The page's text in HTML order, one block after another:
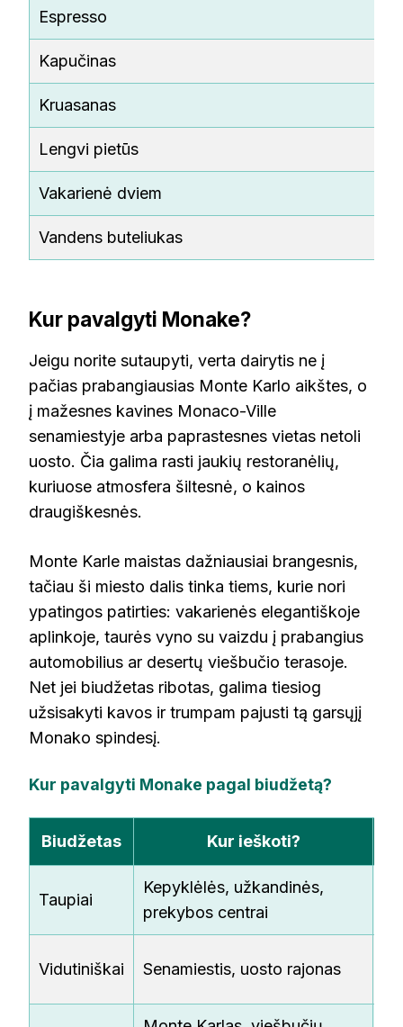
Espresso
Kapučinas
Kruasanas
Lengvi pietūs
Vakarienė dviem
Vandens buteliukas
Kur pavalgyti Monake?
Jeigu norite sutaupyti, verta dairytis ne į
pačias prabangiausias Monte Karlo aikštes, o
į mažesnes kavines Monaco-Ville
senamiestyje arba paprastesnes vietas netoli
uosto. Čia galima rasti jaukių restoranėlių,
kuriuose atmosfera šiltesnė, o kainos
draugiškesnės.
Monte Karle maistas dažniausiai brangesnis,
tačiau ši miesto dalis tinka tiems, kurie nori
ypatingos patirties: vakarienės elegantiškoje
aplinkoje, taurės vyno su vaizdu į prabangius
automobilius ar desertų viešbučio terasoje.
Net jei biudžetas ribotas, galima tiesiog
užsisakyti kavos ir trumpam pajusti tą garsųjį
Monako spindesį.
Kur pavalgyti Monake pagal biudžetą?
Biudžetas Kur ieškoti?
Taupiai
Kepyklėlės, užkandinės,
prekybos centrai
Vidutiniškai Senamiestis, uosto rajonas